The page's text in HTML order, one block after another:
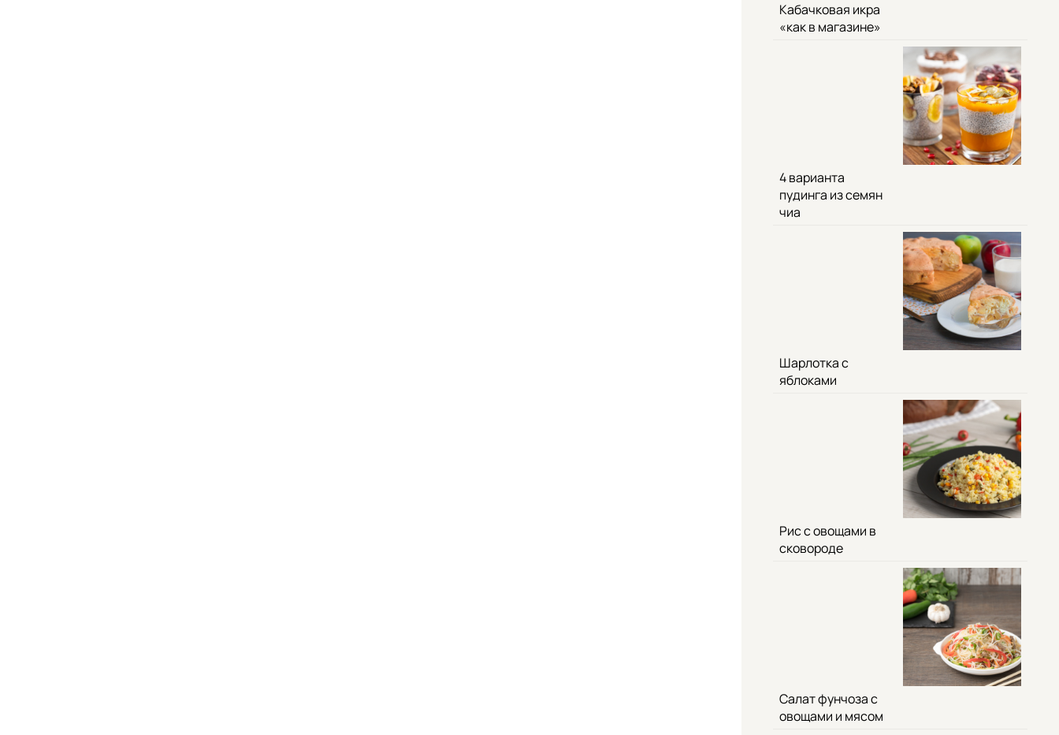
Кабачковая икра
«как в магазине»
4 варианта
пудинга из семян
чиа
Шарлотка с
яблоками
Рис с овощами в
сковороде
Салат фунчоза с
овощами и мясом